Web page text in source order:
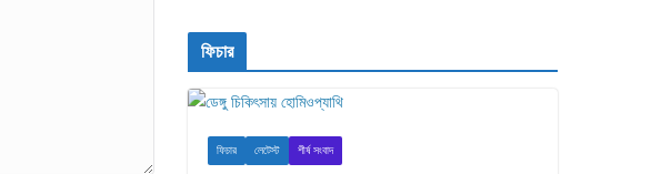
ফিচার
ফিচার লেটেস্ট শীর্ষ সংবাদ